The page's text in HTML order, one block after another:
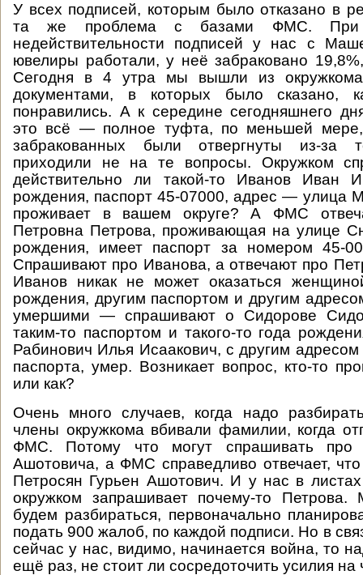
У всех подписей, которым было отказано в
та же проблема с базами ФМС.
недействительности подписей у нас с
ювелиры работали, у неё забраковано
Сегодня в 4 утра мы вышли из
документами, в которых было сказано,
понравились. А к середине сегодняшнего
это всё — полное туфта, по меньшей
забракованных были отвергнуты из-за
приходили не на те вопросы. Окружком
действительно ли такой-то Иванов Иван
рождения, паспорт 45-07000, адрес — улица
проживает в вашем округе? А ФМС
Петровна Петрова, проживающая на улице
рождения, имеет паспорт за номером 45-
Спрашивают про Иванова, а отвечают про
Иванов никак не может оказаться
рождения, другим паспортом и другим
умершими — спрашивают о Сидорове
таким-то паспортом и такого-то года
Рабинович Илья Исаакович, с другим
паспорта, умер. Возникает вопрос, кто-то
или как?
Очень много случаев, когда надо
члены окружкома вбивали фамилии, когда
ФМС. Потому что могут спрашивать про
Ашотовича, а ФМС справедливо отвечает, что
Петросян Гурьен Ашотович. И у нас в
окружком запрашивает почему-то
будем разбираться, первоначально
подать 900 жалоб, по каждой подписи. Но в
сейчас у нас, видимо, начинается война, то
ещё раз, не стоит ли сосредоточить усилия на